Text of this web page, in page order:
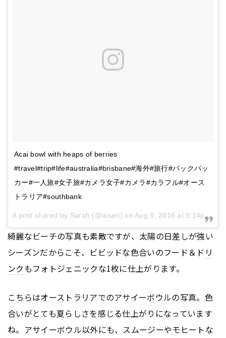
Acai bowl with heaps of berries
#travel#trip#life#australia#brisbane#海外#旅行#バックパッ
カー#一人旅#女子旅#カメラ女子#カメラ#カラフル#オース
トラリア#southbank
A post shared by Sarah (@aiseri) onAug 9, 2016 at 9:14pm PDT
綺麗なビーチの写真も素敵ですが、太陽の日差しが強い
シーズンだからこそ、ビビッドな色合いのフード＆ド リ
ンクもフォトジェニックな1枚に仕上がります。
こちらはオーストラリアでのアサイーボウルの写真。色
合いがとても夏らしさを感じる仕上がりになっています
ね。アサイーボウル以外にも、スムージーやモヒートな